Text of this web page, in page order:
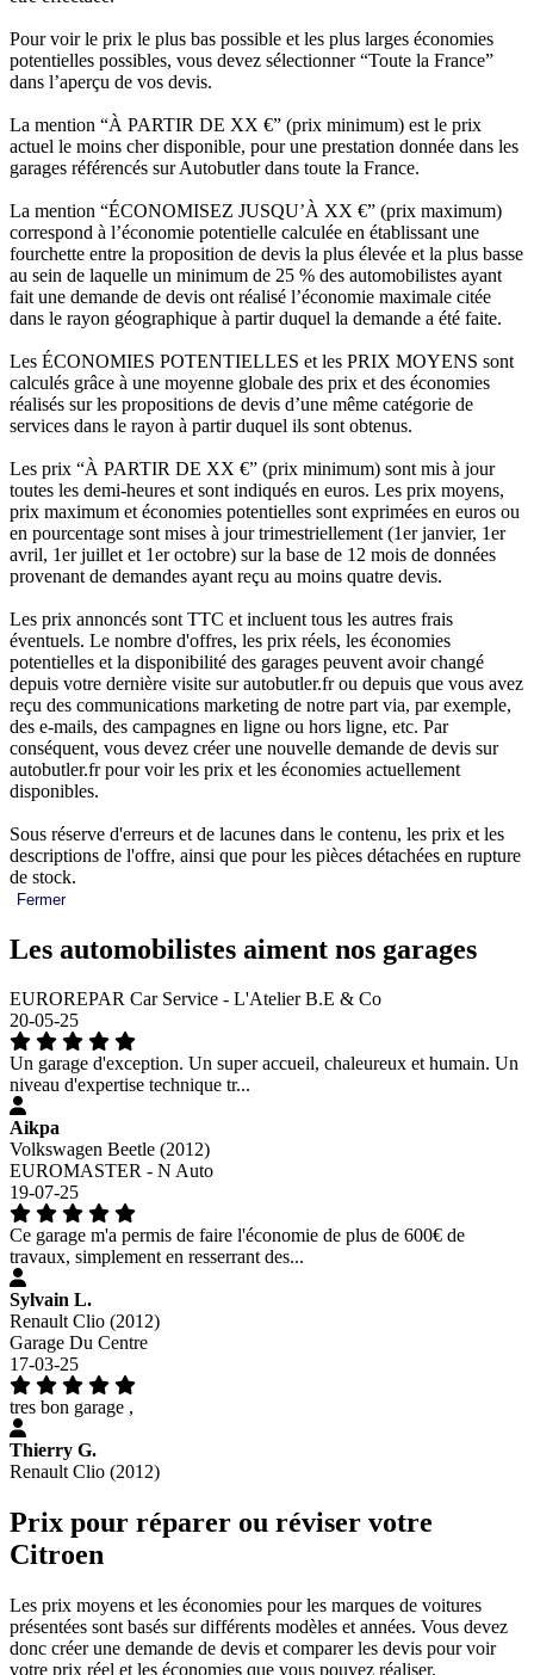
Pour voir le prix le plus bas possible et les plus larges économies
potentielles possibles, vous devez sélectionner “Toute la France”
dans l’aperçu de vos devis.
La mention “À PARTIR DE XX €” (prix minimum) est le prix
actuel le moins cher disponible, pour une prestation donnée dans les
garages référencés sur Autobutler dans toute la France.
La mention “ÉCONOMISEZ JUSQU’À XX €” (prix maximum)
correspond à l’économie potentielle calculée en établissant une
fourchette entre la proposition de devis la plus élevée et la plus basse
au sein de laquelle un minimum de 25 % des automobilistes ayant
fait une demande de devis ont réalisé l’économie maximale citée
dans le rayon géographique à partir duquel la demande a été faite.
Les ÉCONOMIES POTENTIELLES et les PRIX MOYENS sont
calculés grâce à une moyenne globale des prix et des économies
réalisés sur les propositions de devis d’une même catégorie de
services dans le rayon à partir duquel ils sont obtenus.
Les prix “À PARTIR DE XX €” (prix minimum) sont mis à jour
toutes les demi-heures et sont indiqués en euros. Les prix moyens,
prix maximum et économies potentielles sont exprimées en euros ou
en pourcentage sont mises à jour trimestriellement (1er janvier, 1er
avril, 1er juillet et 1er octobre) sur la base de 12 mois de données
provenant de demandes ayant reçu au moins quatre devis.
Les prix annoncés sont TTC et incluent tous les autres frais
éventuels. Le nombre d'offres, les prix réels, les économies
potentielles et la disponibilité des garages peuvent avoir changé
depuis votre dernière visite sur autobutler.fr ou depuis que vous avez
reçu des communications marketing de notre part via, par exemple,
des e-mails, des campagnes en ligne ou hors ligne, etc. Par
conséquent, vous devez créer une nouvelle demande de devis sur
autobutler.fr pour voir les prix et les économies actuellement
disponibles.
Sous réserve d'erreurs et de lacunes dans le contenu, les prix et les
descriptions de l'offre, ainsi que pour les pièces détachées en rupture
de stock.
Fermer
Les automobilistes aiment nos garages
EUROREPAR Car Service - L'Atelier B.E & Co
20-05-25
Un garage d'exception. Un super accueil, chaleureux et humain. Un
niveau d'expertise technique tr...
Aikpa
Volkswagen Beetle (2012)
EUROMASTER - N Auto
19-07-25
Ce garage m'a permis de faire l'économie de plus de 600€ de
travaux, simplement en resserrant des...
Sylvain L.
Renault Clio (2012)
Garage Du Centre
17-03-25
tres bon garage ,
Thierry G.
Renault Clio (2012)
Prix pour réparer ou réviser votre
Citroen
Les prix moyens et les économies pour les marques de voitures
présentées sont basés sur différents modèles et années. Vous devez
donc créer une demande de devis et comparer les devis pour voir
votre prix réel et les économies que vous pouvez réaliser.